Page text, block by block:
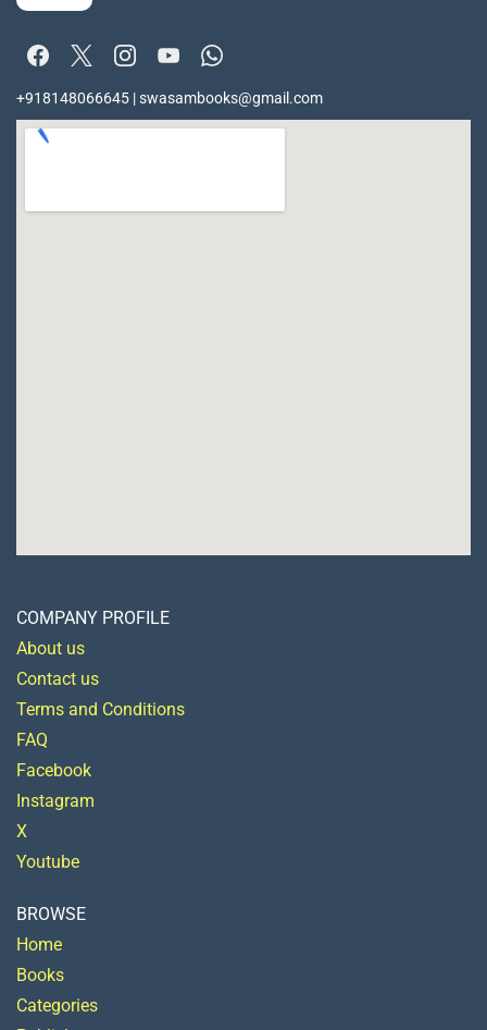
+918148066645 | swasambooks@gmail.com
COMPANY PROFILE
About us
Contact us
Terms and Conditions
FAQ
Facebook
Instagram
X
Youtube
BROWSE
Home
Books
Categories